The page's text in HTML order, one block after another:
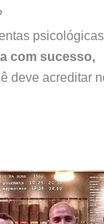
com sucesso,
deve acreditar